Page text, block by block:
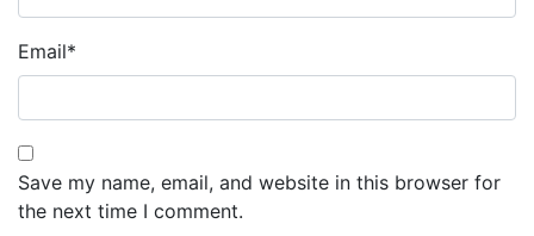
Email*
Save my name, email, and website in this browser for
the next time I comment.